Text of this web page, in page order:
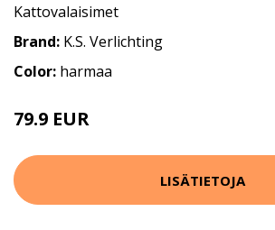
Kattovalaisimet
Brand: K.S. Verlichting
Color: harmaa
79.9 EUR
LISÄTIETOJA